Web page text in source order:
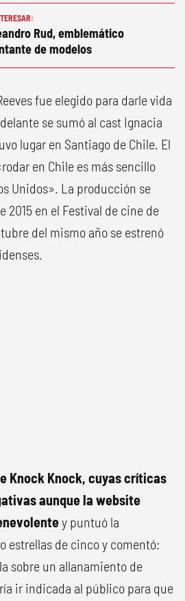
Rud, emblemático
de modelos
fue elegido para darle vida
se sumó al cast Ignacia
lugar en Santiago de Chile. El
en Chile es más sencillo
Unidos». La producción se
2015 en el Festival de cine de
del mismo año se estrenó
Knock Knock, cuyas críticas
aunque la website
y puntuó la
estrellas de cinco y comentó:
sobre un allanamiento de
ir indicada al público para que